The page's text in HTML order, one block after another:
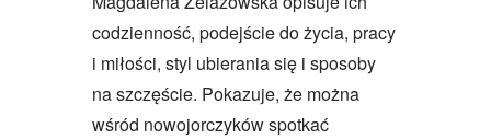
codzienność, podejście do życia, pracy
i miłości, styl ubierania się i sposoby
na szczęście. Pokazuje, że można
wśród nowojorczyków spotkać